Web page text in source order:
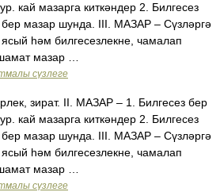
кай мазарга киткәндер 2. Билгесез
бер мазар шунда. III. МАЗАР – Сүзләргә
һәм билгесезлекне, чамалап
мазар …
сүзлеге
зират. II. МАЗАР – 1. Билгесез бер
кай мазарга киткәндер 2. Билгесез
бер мазар шунда. III. МАЗАР – Сүзләргә
һәм билгесезлекне, чамалап
мазар …
сүзлеге